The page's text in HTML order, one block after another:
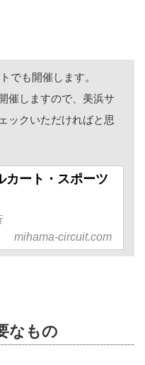
でも開催します。
催しますので、美浜サ
ックいただければと思
カート・スポーツ
mihama-circuit.com
なもの